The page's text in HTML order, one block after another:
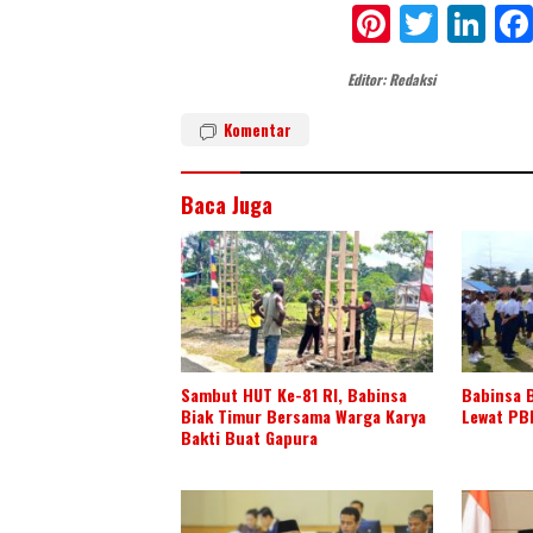
Pi
nt
er
st
T Li
dI
Editor: Redaksi
Komentar
Baca Juga
Sambut HUT Ke-81 RI, Babinsa
Biak Timur Bersama Warga Karya
Bakti Buat Gapura
Babinsa
Lewat